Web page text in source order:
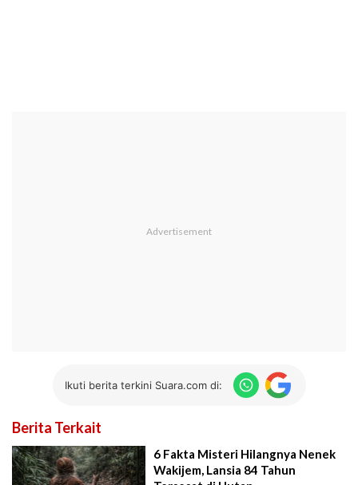
Ikuti berita terkini Suara.com di:
Berita Terkait
6 Fakta Misteri Hilangnya Nenek
Wakijem, Lansia 84 Tahun